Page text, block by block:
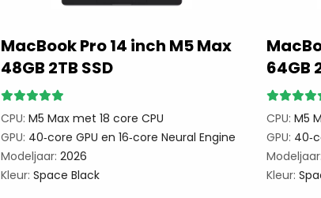
MacBook Pro 14 inch M5 Max
48GB 2TB SSD
CPU: M5 Max met 18 core CPU
GPU: 40‑core GPU en 16‑core Neural Engine
Modeljaar: 2026
Kleur: Space Black
64GB
CPU: M5
GPU:
Modeljaar:
Kleur: